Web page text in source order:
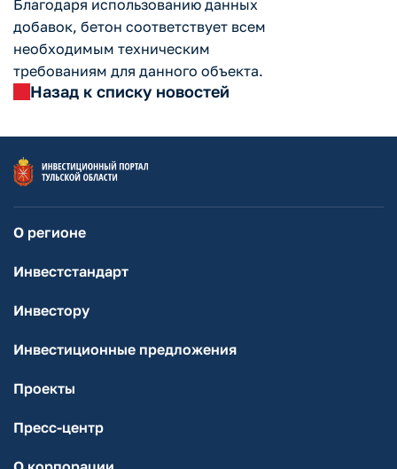
Благодаря использованию данных
добавок, бетон соответствует всем
необходимым техническим
требованиям для данного объекта.
Назад к списку новостей
О регионе
Инвестстандарт
Инвестору
Инвестиционные предложения
Проекты
Пресс-центр